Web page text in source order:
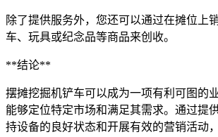
除了提供服务外，您还可以通过在摊位上
车、玩具或纪念品等商品来创收。
**结论**
摆摊挖掘机铲车可以成为一项有利可图的
能够定位特定市场和满足其需求。通过提
持设备的良好状态和开展有效的营销活动